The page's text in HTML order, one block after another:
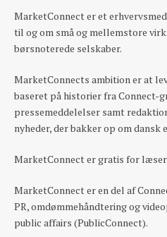
MarketConnect er et
til og om små og mellemstore
børsnoterede selskaber.
MarketConnects ambition er at
baseret på historier fra Connect-
pressemeddelelser samt
nyheder, der bakker op om dansk
MarketConnect er gratis for
MarketConnect er en del af
PR, omdømmehåndtering og
public affairs (PublicConnect).